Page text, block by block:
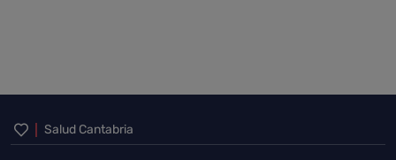
Inicio del pie de página
Salud Cantabria